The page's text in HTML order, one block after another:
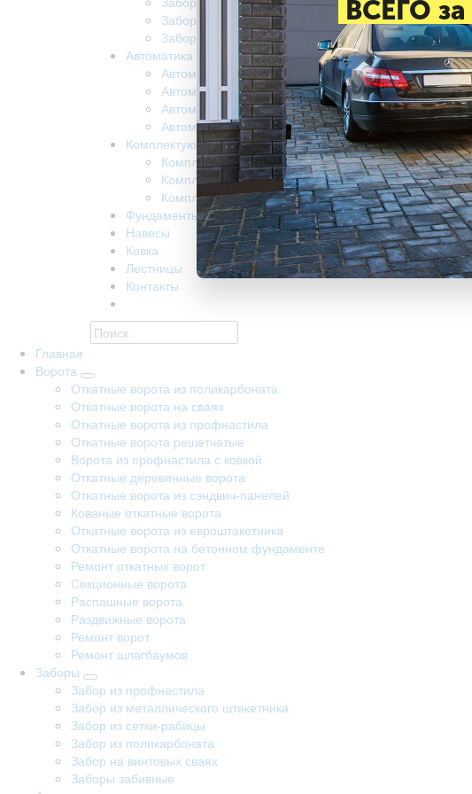
Забор на винтовых сваях
Заборы забивные
Автоматика
Автоматика для ворот came
Автоматика для откатных ворот nice
Автоматика Doorhan
Автоматика R-Tech
Комплектующие
Комплектующие КАВ
Комплектующие Alutech
Комплектующие Ролтэк
Фундаменты
Навесы
Ковка
Лестницы
Контакты
Главная
Ворота
Откатные ворота из поликарбоната
Откатные ворота на сваях
Откатные ворота из профнастила
Откатные ворота решетчатые
Ворота из профнастила с ковкой
Откатные деревянные ворота
Откатные ворота из сэндвич-панелей
Кованые откатные ворота
Откатные ворота из евроштакетника
Откатные ворота на бетонном фундаменте
Ремонт откатных ворот
Секционные ворота
Распашные ворота
Раздвижные ворота
Ремонт ворот
Ремонт шлагбаумов
Заборы
Забор из профнастила
Забор из металлического штакетника
Забор из сетки-рабицы
Забор из поликарбоната
Забор на винтовых сваях
Заборы забивные
ВСЕГО